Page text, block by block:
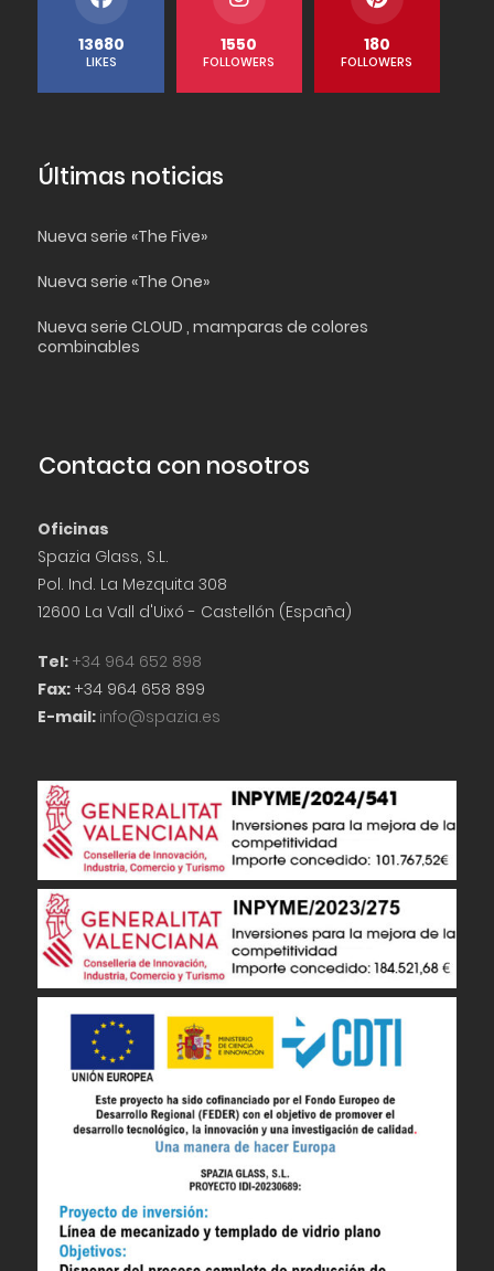
13680
LIKES
1550
FOLLOWERS
180
FOLLOWERS
Últimas noticias
Nueva serie «The Five»
Nueva serie «The One»
Nueva serie CLOUD , mamparas de colores
combinables
Contacta con nosotros
Oficinas
Spazia Glass, S.L.
Pol. Ind. La Mezquita 308
12600 La Vall d'Uixó - Castellón (España)
Tel: +34 964 652 898
Fax: +34 964 658 899
E-mail: info@spazia.es